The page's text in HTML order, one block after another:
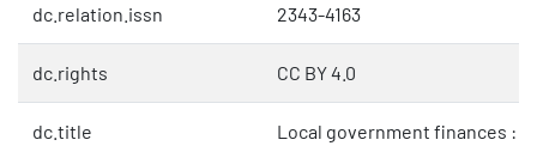
dc.relation.issn 2343-4163
dc.rights CC BY 4.0
dc.title Local government finances :